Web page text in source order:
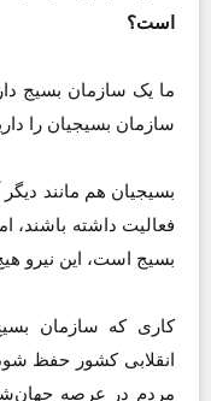
است؟
ما یک سازمان بسیج
سازمان بسیجیان را
بسیجیان هم مانند
فعالیت داشته
بسیج است، این نیرو
کاری که سازمان
انقلابی کشور حفظ
مردم در عرصه